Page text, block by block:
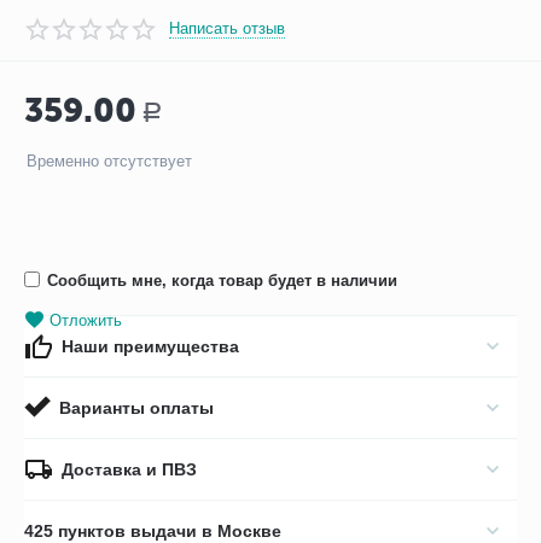
Написать отзыв
359.00 Р
Временно отсутствует
Сообщить мне, когда товар будет в наличии
Отложить
Наши преимущества
Варианты оплаты
Доставка и ПВЗ
425 пунктов выдачи в Москве